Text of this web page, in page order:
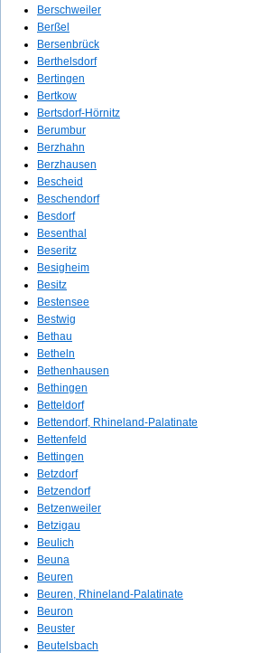
Berschweiler
Berßel
Bersenbrück
Berthelsdorf
Bertingen
Bertkow
Bertsdorf-Hörnitz
Berumbur
Berzhahn
Berzhausen
Bescheid
Beschendorf
Besdorf
Besenthal
Beseritz
Besigheim
Besitz
Bestensee
Bestwig
Bethau
Betheln
Bethenhausen
Bethingen
Betteldorf
Bettendorf, Rhineland-Palatinate
Bettenfeld
Bettingen
Betzdorf
Betzendorf
Betzenweiler
Betzigau
Beulich
Beuna
Beuren
Beuren, Rhineland-Palatinate
Beuron
Beuster
Beutelsbach